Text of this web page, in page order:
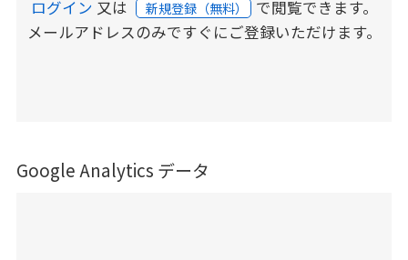
ログイン 又は 新規登録（無料） で閲覧できます。
メールアドレスのみですぐにご登録いただけます。
Google Analytics データ